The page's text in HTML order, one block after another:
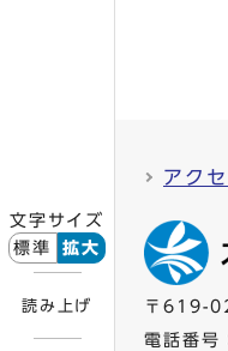
文字サイズ
標準
拡大
読み上げ
アク
〒619-
電話番号